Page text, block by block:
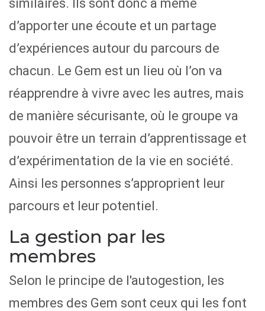
similaires. Ils sont donc à même
d’apporter une écoute et un partage
d’expériences autour du parcours de
chacun. Le Gem est un lieu où l’on va
réapprendre à vivre avec les autres, mais
de manière sécurisante, où le groupe va
pouvoir être un terrain d’apprentissage et
d’expérimentation de la vie en société.
Ainsi les personnes s’approprient leur
parcours et leur potentiel.
La gestion par les
membres
Selon le principe de l'autogestion, les
membres des Gem sont ceux qui les font